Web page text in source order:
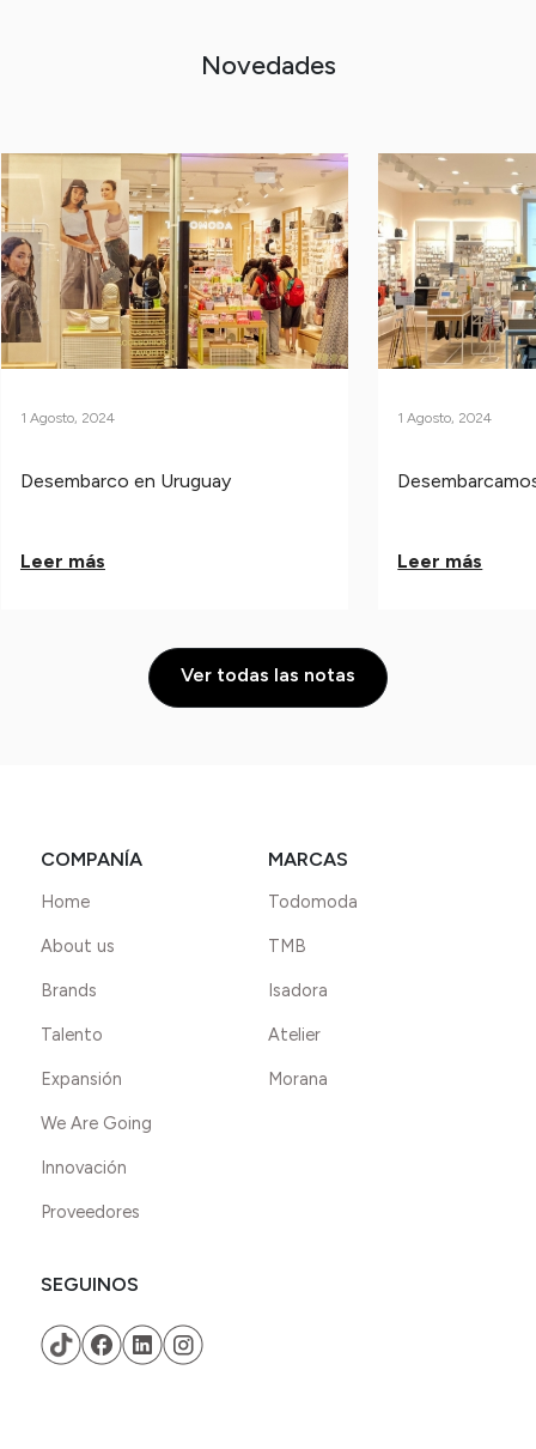
Novedades
1 Agosto, 2024
Desembarco en Uruguay
Leer más
1 Agosto, 2024
Leer más
Ver todas las notas
COMPANÍA
Home
About us
Brands
Talento
Expansión
We Are Going
Innovación
Proveedores
MARCAS
Todomoda
TMB
Isadora
Atelier
Morana
SEGUINOS